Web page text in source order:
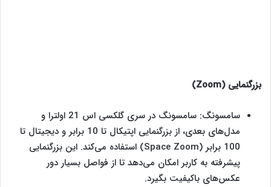
بزرگنمایی (Zoom
)
سامسونگ: سامسونگ در سری گلکسی اس 21 اولترا و
مدل‌های بعدی، از بزرگنمایی اپتیکال تا 10 برابر و دیجیتال تا
100 برابر (Space Zoom) استفاده می‌کند. این بزرگنمایی
پیشرفته به کاربر امکان می‌دهد تا از فواصل بسیار دور
عکس‌های باکیفیت بگیرد.